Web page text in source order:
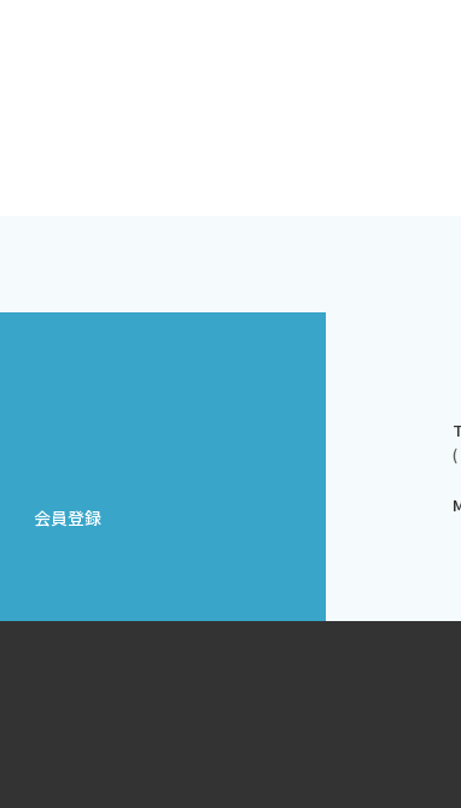
会員登録
(